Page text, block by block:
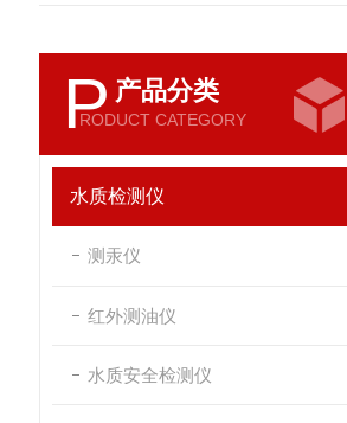
P 产品分类
RODUCT CATEGORY
水质检测仪
测汞仪
红外测油仪
水质安全检测仪